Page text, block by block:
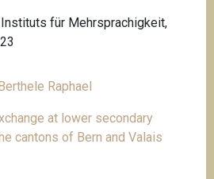
für Mehrsprachigkeit,
Berthele Raphael
at lower secondary
cantons of Bern and Valais